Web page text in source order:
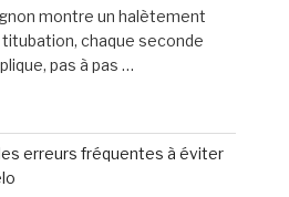
montre un halètement
chaque seconde
pas à pas …
erreurs fréquentes à éviter